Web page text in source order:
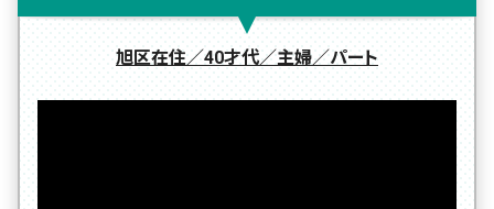
旭区在住／40才代／主婦／パート